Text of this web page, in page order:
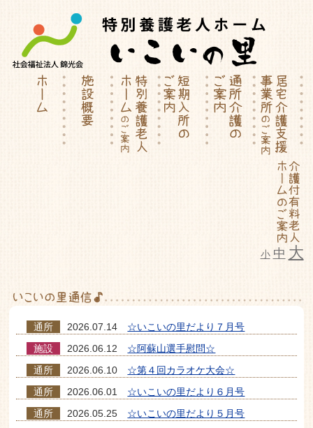
小 中 大
特別養護老人ホーム | 介護付有料
老人ホーム いこいの里
通所 2026.07.14 ☆いこいの里だより７月号
施設
2026.06.12 ☆阿蘇山選手慰問☆
通所
2026.06.10 ☆第４回カラオケ大会☆
通所
2026.06.01 ☆いこいの里だより６月号
通所
2026.05.25 ☆いこいの里だより５月号